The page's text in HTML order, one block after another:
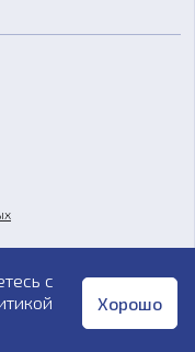
с
Хорошо